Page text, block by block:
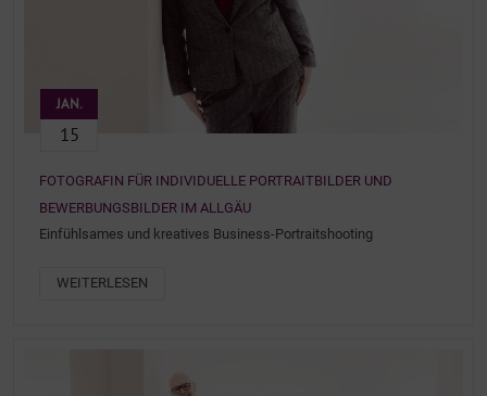
JAN.
15
FOTOGRAFIN FÜR INDIVIDUELLE PORTRAITBILDER UND
BEWERBUNGSBILDER IM ALLGÄU
Einfühlsames und kreatives Business-Portraitshooting
WEITERLESEN